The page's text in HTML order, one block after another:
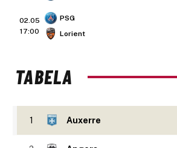
02.05
17:00
PSG
Lorient
TABELA
1 Auxerre